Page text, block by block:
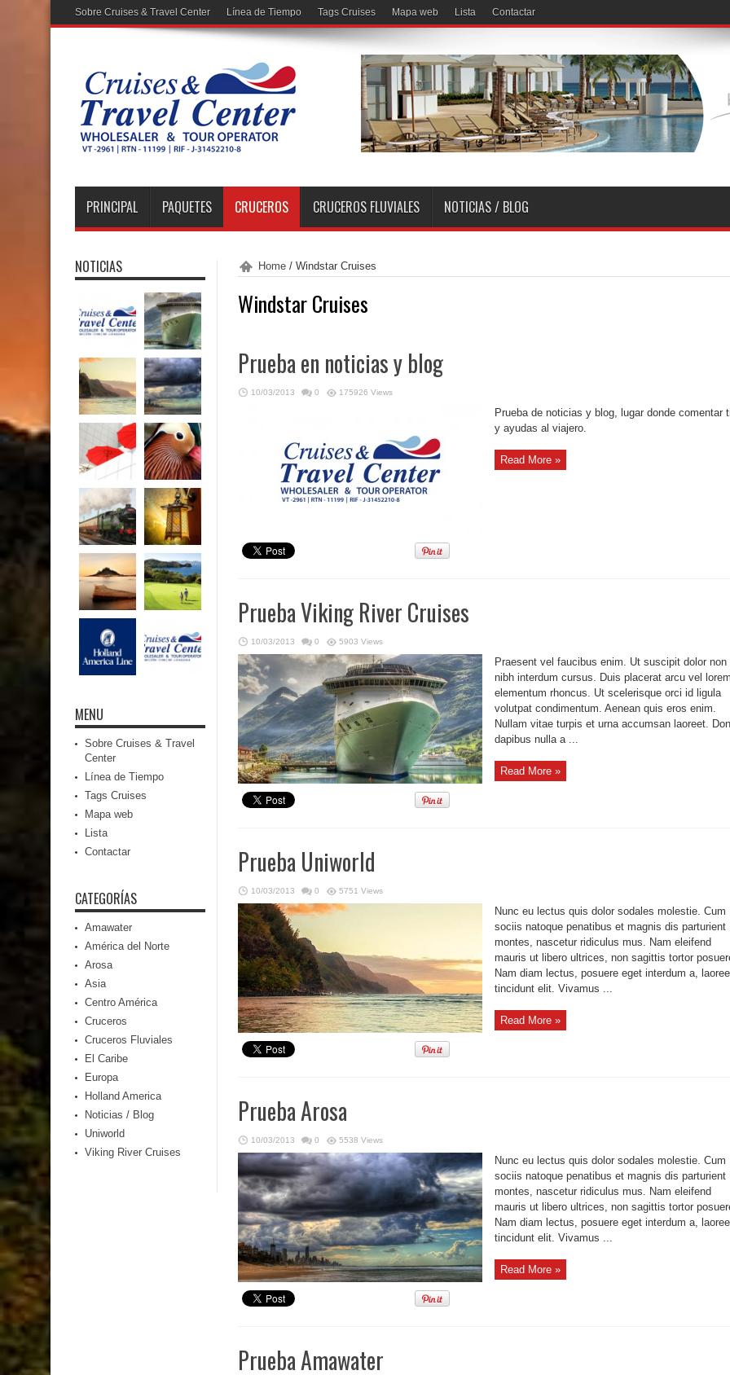
Sobre Cruises & Travel Center Línea de Tiempo Tags Cruises Mapa web Lista Contactar
PRINCIPAL PAQUETES CRUCEROS CRUCEROS FLUVIALES NOTICIAS / BLOG
Home / Windstar Cruises
Windstar Cruises
Prueba en noticias y blog
10/03/2013 0 175926 Views
Prueba de noticias y blog, lugar donde comentar
y ayudas al viajero.
Read More »
Prueba Viking River Cruises
10/03/2013 0 5903 Views
Praesent vel faucibus enim. Ut suscipit dolor non
nibh interdum cursus. Duis placerat arcu vel
elementum rhoncus. Ut scelerisque orci id ligula
volutpat condimentum. Aenean quis eros enim.
Nullam vitae turpis et urna accumsan laoreet.
dapibus nulla a ...
Read More »
Prueba Uniworld
10/03/2013 0 5751 Views
Nunc eu lectus quis dolor sodales molestie. Cum
sociis natoque penatibus et magnis dis parturient
montes, nascetur ridiculus mus. Nam eleifend
mauris ut libero ultrices, non sagittis tortor
Nam diam lectus, posuere eget interdum a,
tincidunt elit. Vivamus ...
Read More »
Prueba Arosa
10/03/2013 0 5538 Views
Nunc eu lectus quis dolor sodales molestie. Cum
sociis natoque penatibus et magnis dis parturient
montes, nascetur ridiculus mus. Nam eleifend
mauris ut libero ultrices, non sagittis tortor
Nam diam lectus, posuere eget interdum a,
tincidunt elit. Vivamus ...
Read More »
Prueba Amawater
NOTICIAS
MENU
Sobre Cruises & Travel
Center
Línea de Tiempo
Tags Cruises
Mapa web
Lista
Contactar
CATEGORÍAS
Amawater
América del Norte
Arosa
Asia
Centro América
Cruceros
Cruceros Fluviales
El Caribe
Europa
Holland America
Noticias / Blog
Uniworld
Viking River Cruises